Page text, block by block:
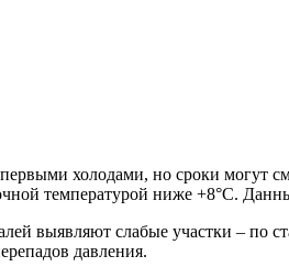
холодами, но сроки могут
температурой ниже +8°C.
выявляют слабые участки – по
давления.